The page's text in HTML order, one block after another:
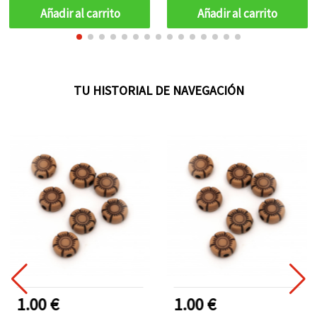
Añadir al carrito Añadir al carrito
TU HISTORIAL DE NAVEGACIÓN
1.00 € 1.00 €